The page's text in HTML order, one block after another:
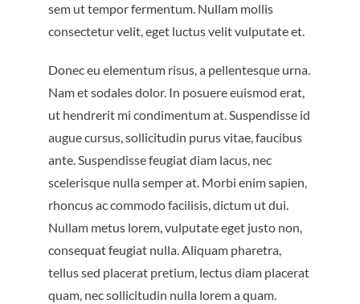
sem ut tempor fermentum. Nullam mollis
consectetur velit, eget luctus velit vulputate et.
Donec eu elementum risus, a pellentesque urna.
Nam et sodales dolor. In posuere euismod erat,
ut hendrerit mi condimentum at. Suspendisse id
augue cursus, sollicitudin purus vitae, faucibus
ante. Suspendisse feugiat diam lacus, nec
scelerisque nulla semper at. Morbi enim sapien,
rhoncus ac commodo facilisis, dictum ut dui.
Nullam metus lorem, vulputate eget justo non,
consequat feugiat nulla. Aliquam pharetra,
tellus sed placerat pretium, lectus diam placerat
quam, nec sollicitudin nulla lorem a quam.